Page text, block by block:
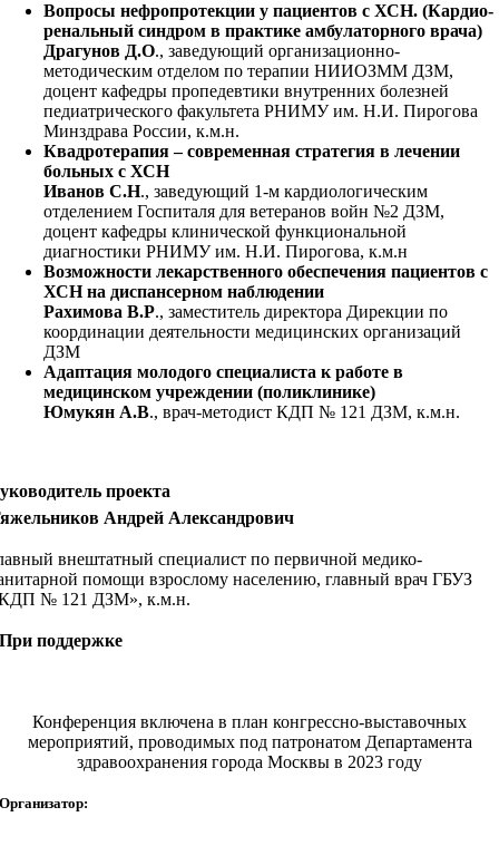
Вопросы нефропротекции у пациентов с ХСН. (Кардио-
ренальный синдром в практике амбулаторного врача)
Драгунов Д.О., заведующий организационно-
методическим отделом по терапии НИИОЗММ ДЗМ,
доцент кафедры пропедевтики внутренних болезней
педиатрического факультета РНИМУ им. Н.И. Пирогова
Минздрава России, к.м.н.
Квадротерапия – современная стратегия в лечении
больных с ХСН
Иванов С.Н., заведующий 1-м кардиологическим
отделением Госпиталя для ветеранов войн №2 ДЗМ,
доцент кафедры клинической функциональной
диагностики РНИМУ им. Н.И. Пирогова, к.м.н
Возможности лекарственного обеспечения пациентов с
ХСН на диспансерном наблюдении
Рахимова В.Р., заместитель директора Дирекции по
координации деятельности медицинских организаций
ДЗМ
Адаптация молодого специалиста к работе в
медицинском учреждении (поликлинике)
Юмукян А.В., врач-методист КДП № 121 ДЗМ, к.м.н.
проекта
Андрей Александрович
внештатный специалист по первичной медико-
помощи взрослому населению, главный врач ГБУЗ
№ 121 ДЗМ», к.м.н.
При поддержке
Конференция включена в план конгрессно-выставочных
мероприятий, проводимых под патронатом Департамента
здравоохранения города Москвы в 2023 году
Организатор: